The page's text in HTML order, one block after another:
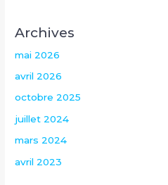
Archives
mai 2026
avril 2026
octobre 2025
juillet 2024
mars 2024
avril 2023